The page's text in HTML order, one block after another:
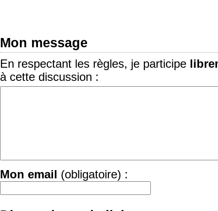
Mon message
En respectant les règles, je participe
à cette discussion :
Mon email (obligatoire) :